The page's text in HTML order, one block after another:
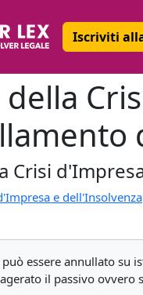
Iscriviti
della
Crisi
e dell'Insolvenza
essere annullato su
il passivo